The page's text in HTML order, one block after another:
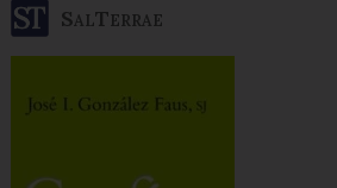
SalTerrae